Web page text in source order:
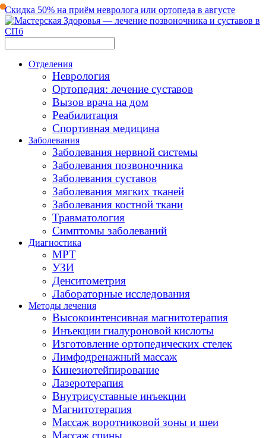
Скидка 50% на приём невролога или ортопеда в августе
Отделения
Неврология
Ортопедия: лечение суставов
Вызов врача на дом
Реабилитация
Спортивная медицина
Заболевания
Заболевания нервной системы
Заболевания позвоночника
Заболевания суставов
Заболевания мягких тканей
Заболевания костной ткани
Травматология
Симптомы заболеваний
Диагностика
МРТ
УЗИ
Денситометрия
Лабораторные исследования
Методы лечения
Высокоинтенсивная магнитотерапия
Инъекции гиалуроновой кислоты
Изготовление ортопедических стелек
Лимфодренажный массаж
Кинезиотейпирование
Лазеротерапия
Внутрисуставные инъекции
Магнитотерапия
Массаж воротниковой зоны и шеи
Массаж спины